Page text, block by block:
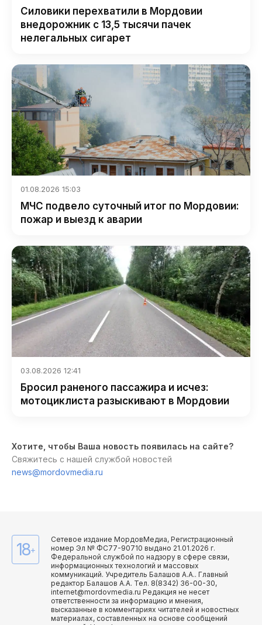
Силовики перехватили в Мордовии
внедорожник с 13,5 тысячи пачек
нелегальных сигарет
01.08.2026 15:03
МЧС подвело суточный итог по Мордовии:
пожар и выезд к аварии
03.08.2026 12:41
Бросил раненого пассажира и исчез:
мотоциклиста разыскивают в Мордовии
Хотите, чтобы Ваша новость появилась на сайте?
Свяжитесь с нашей службой новостей
news@mordovmedia.ru
18+
Сетевое издание МордовМедиа, Регистрационный
номер Эл № ФС77-90710 выдано 21.01.2026 г.
Федеральной службой по надзору в сфере связи,
информационных технологий и массовых
коммуникаций. Учредитель Балашов А.А.. Главный
редактор Балашов А.А. Тел. 8(8342) 36-00-30,
internet@mordovmedia.ru Редакция не несет
ответственности за информацию и мнения,
высказанные в комментариях читателей и новостных
материалах, составленных на основе сообщений